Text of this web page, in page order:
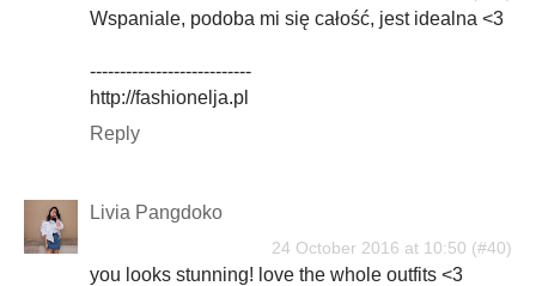
Wspaniale, podoba mi się całość, jest idealna <3
---------------------------
http://fashionelja.pl
Reply
Livia Pangdoko
24 October 2016 at 10:50
you looks stunning! love the whole outfits <3